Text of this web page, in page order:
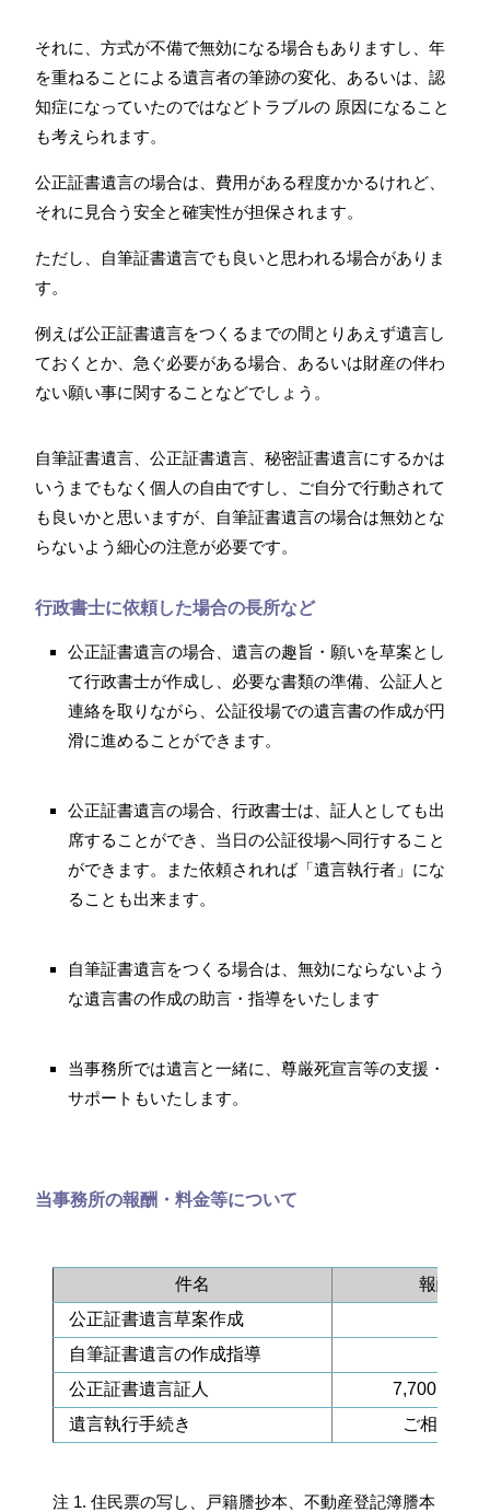
それに、方式が不備で無効になる場合もありますし、年
を重ねることによる遺言者の筆跡の変化、あるいは、認
知症になっていたのではなどトラブルの 原因になること
も考えられます。
公正証書遺言の場合は、費用がある程度かかるけれど、
それに見合う安全と確実性が担保されます。
ただし、自筆証書遺言でも良いと思われる場合がありま
す。
例えば公正証書遺言をつくるまでの間とりあえず遺言し
ておくとか、急ぐ必要がある場合、あるいは財産の伴わ
ない願い事に関することなどでしょう。
自筆証書遺言、公正証書遺言、秘密証書遺言にするかは
いうまでもなく個人の自由ですし、ご自分で行動されて
も良いかと思いますが、自筆証書遺言の場合は無効とな
らないよう細心の注意が必要です。
行政書士に依頼した場合の長所など
公正証書遺言の場合、遺言の趣旨・願いを草案とし
て行政書士が作成し、必要な書類の準備、公証人と
連絡を取りながら、公証役場での遺言書の作成が円
滑に進めることができます。
公正証書遺言の場合、行政書士は、証人としても出
席することができ、当日の公証役場へ同行すること
ができます。また依頼されれば「遺言執行者」にな
ることも出来ます。
自筆証書遺言をつくる場合は、無効にならないよう
な遺言書の作成の助言・指導をいたします
当事務所では遺言と一緒に、尊厳死宣言等の支援・
サポートもいたします。
当事務所の報酬・料金等について
件名
報酬額
公正証書遺言草案作成
自筆証書遺言の作成指導
公正証書遺言証人
7,700円～
遺言執行手続き
ご相談に
注 1. 住民票の写し、戸籍謄抄本、不動産登記簿謄本